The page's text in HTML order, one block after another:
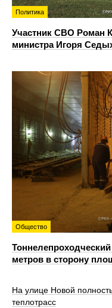
Политика
Участник СВО Роман
министра Игоря
Общество
метров в сторону
На улице Новой
теплотрасс